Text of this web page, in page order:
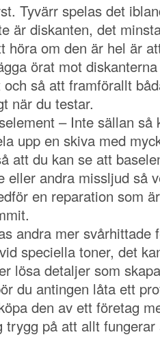
Tyvärr spelas det
är diskanten, det
höra om den är hel är
örat mot
så att framförallt
när du testar.
– Inte sällan så
upp en skiva med
att du kan se att
eller andra missljud så
en reparation som
andra mer svårhittade
speciella toner, det
lösa detaljer som
du antingen låta ett
den av ett företag
trygg på att allt